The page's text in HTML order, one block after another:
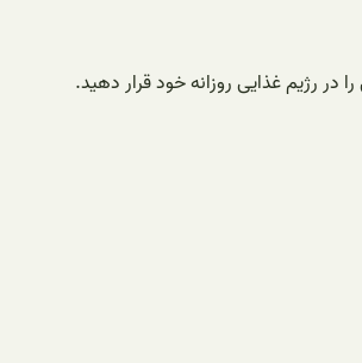
رژیم غذایی روزانه خود قرار دهید.